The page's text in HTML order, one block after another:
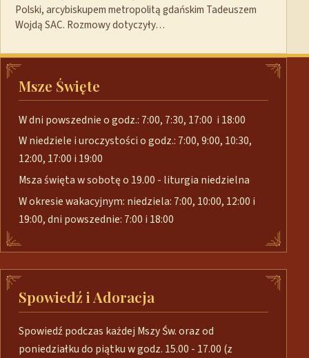
Polski, arcybiskupem metropolitą gdańskim Tadeuszem
Wojdą SAC. Rozmowy dotyczyły…
Msze Święte
W dni powszednie o godz.: 7:00, 7:30, 17:00 i 18:00
W niedziele i uroczystości o godz.: 7:00, 9:00, 10:30,
12:00, 17:00 i 19:00
Msza święta w sobotę o 19.00 - liturgia niedzielna
W okresie wakacyjnym: niedziela: 7:00, 10:00, 12:00 i
19:00, dni powszednie: 7:00 i 18:00
Spowiedź i Adoracja
Spowiedź podczas każdej Mszy Św. oraz od
poniedziałku do piątku w godz. 15.00 - 17.00 (z